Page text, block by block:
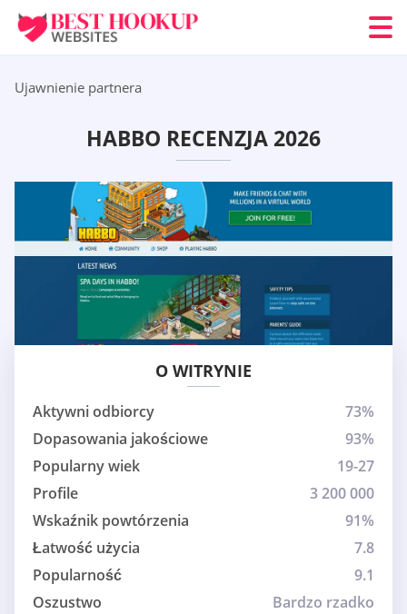
Ujawnienie partnera
HABBO RECENZJA 2026
O WITRYNIE
Aktywni odbiorcy
73%
Dopasowania jakościowe
93%
Popularny wiek
19-27
Profile
3 200 000
Wskaźnik powtórzenia
91%
Łatwość użycia
7.8
Popularność
9.1
Oszustwo
Bardzo rzadko